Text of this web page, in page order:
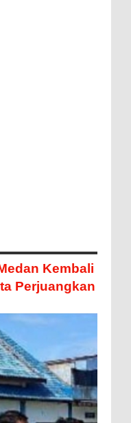
Kembali
Perjuangkan